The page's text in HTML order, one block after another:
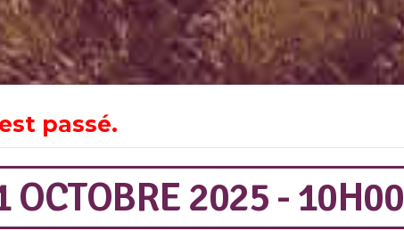
passé.
OCTOBRE 2025 - 10H00